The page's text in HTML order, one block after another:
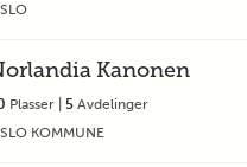
Kanonen
Plasser | 5 Avdelinger
KOMMUNE